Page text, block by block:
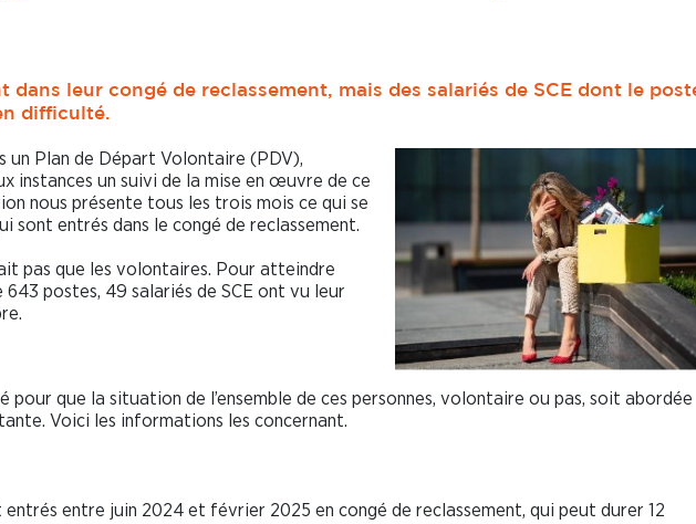
dans leur congé de reclassement, mais des salariés de SCE dont le
difficulté.
un Plan de Départ Volontaire (PDV),
instances un suivi de la mise en œuvre de ce
nous présente tous les trois mois ce qui se
sont entrés dans le congé de reclassement.
pas que les volontaires. Pour atteindre
643 postes, 49 salariés de SCE ont vu leur
pour que la situation de l’ensemble de ces personnes, volontaire ou pas, soit abordée
Voici les informations les concernant.
entre juin 2024 et février 2025 en congé de reclassement, qui peut durer 12